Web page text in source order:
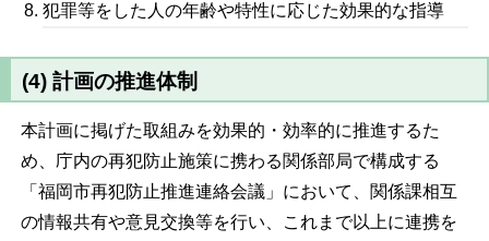
犯罪等をした人の年齢や特性に応じた効果的な指導
(4) 計画の推進体制
本計画に掲げた取組みを効果的・効率的に推進するた
め、庁内の再犯防止施策に携わる関係部局で構成する
「福岡市再犯防止推進連絡会議」において、関係課相互
の情報共有や意見交換等を行い、これまで以上に連携を